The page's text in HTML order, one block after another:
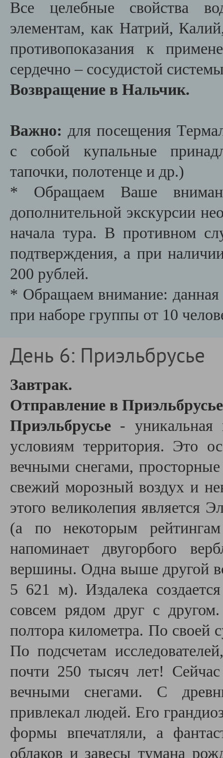
Все целебные свойства
элементам, как Натрий,
противопоказания к
сердечно – сосудистой
Возвращение в Нальчик.
Важно: для посещения
с собой купальные
тапочки, полотенце и др.)
* Обращаем Ваше
дополнительной экскурсии
начала тура. В противном
подтверждения, а при
200 рублей.
* Обращаем внимание: данная
при наборе группы от 10
День 6: Приэльбрусье
Завтрак.
Отправление в Приэльбрусье
Приэльбрусье - уникальная
условиям территория. Это
вечными снегами,
свежий морозный воздух и
этого великолепия является
(а по некоторым
напоминает двугорбого
вершины. Одна выше другой
5 621 м). Издалека
совсем рядом друг с
полтора километра. По своей
По подсчетам
почти 250 тысяч лет!
вечными снегами. С
привлекал людей. Его
формы впечатляли, а
облаков и завесы тумана